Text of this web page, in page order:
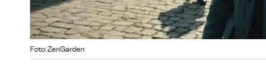
Foto: ZenGarden